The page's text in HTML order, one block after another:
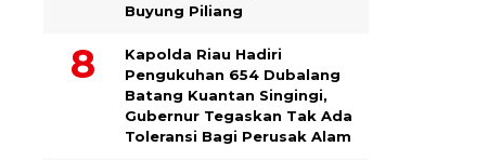
Buyung Piliang
Kapolda Riau Hadiri
Pengukuhan 654 Dubalang
Batang Kuantan Singingi,
Gubernur Tegaskan Tak Ada
Toleransi Bagi Perusak Alam